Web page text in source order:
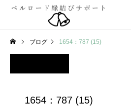
ブログ 1654：787 (15)
1654：787 (15)